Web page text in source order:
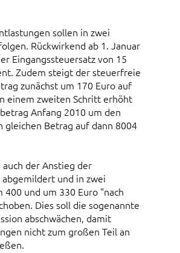
sollen in zwei
Rückwirkend ab 1. Januar
Eingangssteuersatz von 15
Zudem steigt der steuerfreie
zunächst um 170 Euro auf
einem zweiten Schritt erhöht
Anfang 2010 um den
gleichen Betrag auf dann 8004
auch der Anstieg der
und in zwei
400 und um 330 Euro "nach
Dies soll die sogenannte
abschwächen, damit
nicht zum großen Teil an